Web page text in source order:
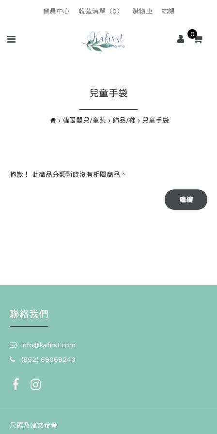
會員中心 收藏清單（0） 購物車 結帳
0
兒童手袋
韓國嬰兒/童裝 飾品/鞋 兒童手袋
抱歉！ 此商品分類暫時沒有相關商品。
繼續
聯絡我們
info@kafirst.com
(852) 69069240
尺碼及韓文參考